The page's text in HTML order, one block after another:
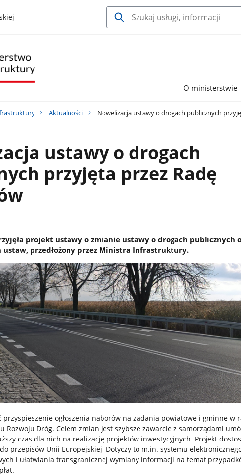
O ministerstwie
Aktualności Nowelizacja ustawy o drogach publicznych
ustawy o drogach
przyjęta przez Radę
projekt ustawy o zmianie ustawy o drogach publicznych
przedłożony przez Ministra Infrastruktury.
przyspieszenie ogłoszenia naborów na zadania powiatowe i gminne w
Rozwoju Dróg. Celem zmian jest szybsze zawarcie z samorządami
czas dla nich na realizację projektów inwestycyjnych. Projekt
przepisów Unii Europejskiej. Dotyczy to m.in. systemu
i ułatwiania transgranicznej wymiany informacji na temat